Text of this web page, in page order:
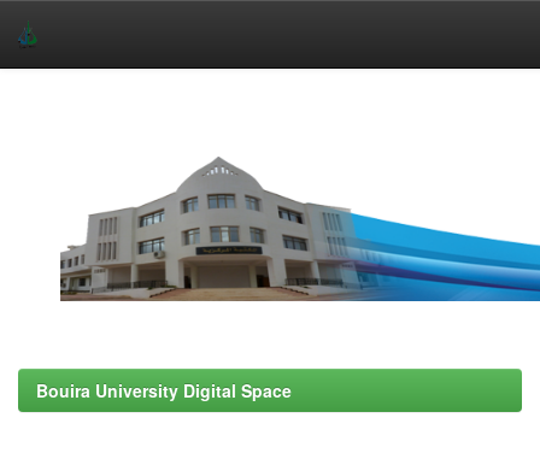
Bouira University Digital Space